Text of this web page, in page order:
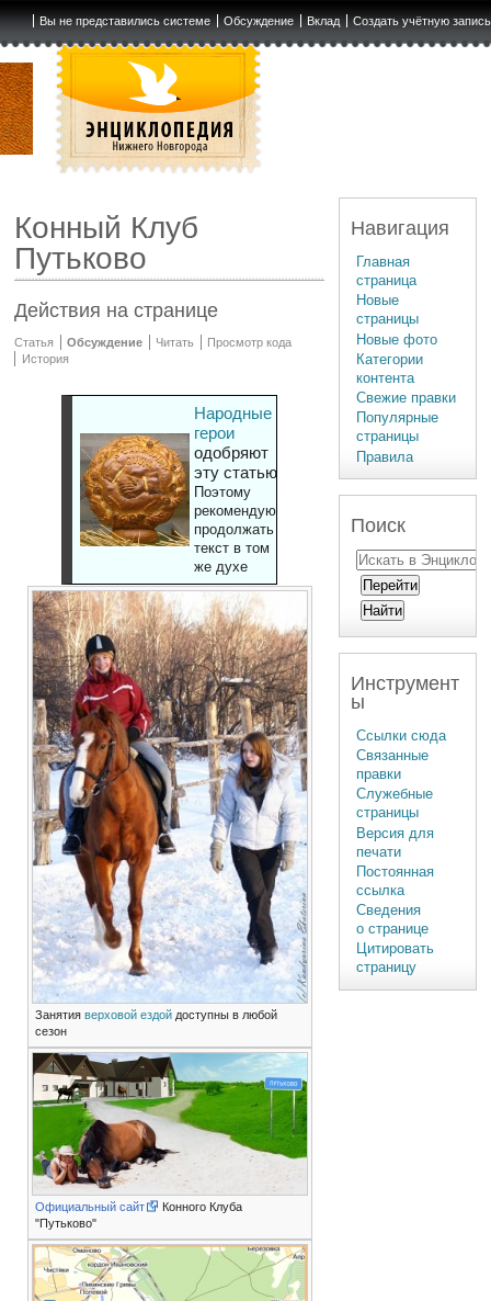
Вы не представились системе Обсуждение Вклад Создать учётную запись
Конный Клуб
Путьково
Действия на странице
Статья Обсуждение Читать
Просмотр кода
История
Народные
герои
одобряют
эту статью
Поэтому
рекомендуют
продолжать
текст в том
же духе
Занятия верховой ездойдоступны в любой
сезон
Официальный сайт
Конного Клуба
"Путьково"
Навигация
Главная
страница
Новые
страницы
Новые фото
Категории
контента
Свежие правки
Популярные
страницы
Правила
Поиск
Инструмент
ы
Ссылки сюда
Связанные
правки
Служебные
страницы
Версия для
печати
Постоянная
ссылка
Сведения
о странице
Цитировать
страницу